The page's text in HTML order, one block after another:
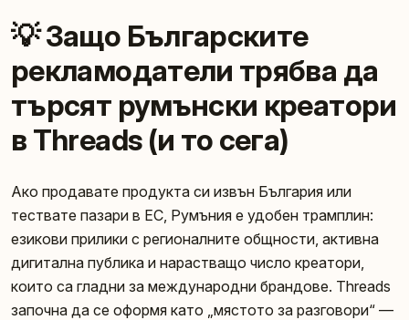
💡 Защо Българските
рекламодатели трябва да
търсят румънски креатори
в Threads (и то сега)
Ако продавате продукта си извън България или
тествате пазари в ЕС, Румъния е удобен трамплин:
езикови прилики с регионалните общности, активна
дигитална публика и нарастващо число креатори,
които са гладни за международни брандове. Threads
започна да се оформя като „мястото за разговори“ —